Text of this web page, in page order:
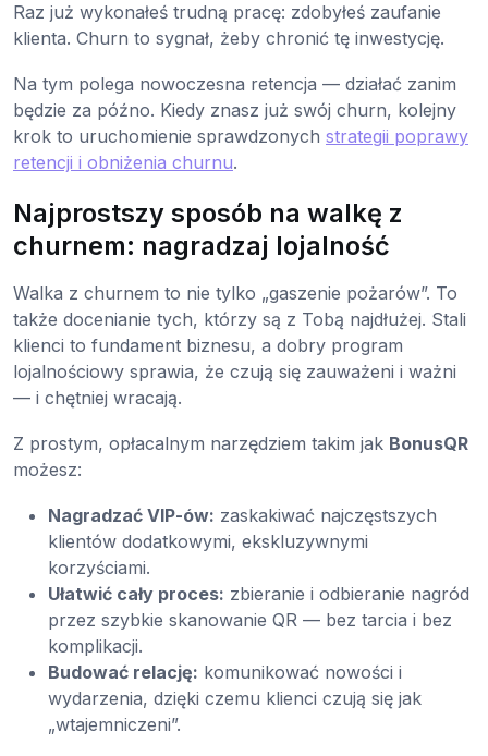
Raz już wykonałeś trudną pracę: zdobyłeś zaufanie
klienta. Churn to sygnał, żeby chronić tę inwestycję.
Na tym polega nowoczesna retencja — działać zanim
będzie za późno. Kiedy znasz już swój churn, kolejny
krok to uruchomienie sprawdzonych strategii poprawy
retencji i obniżenia churnu.
Najprostszy sposób na walkę z
churnem: nagradzaj lojalność
Walka z churnem to nie tylko „gaszenie pożarów”. To
także docenianie tych, którzy są z Tobą najdłużej. Stali
klienci to fundament biznesu, a dobry program
lojalnościowy sprawia, że czują się zauważeni i ważni
— i chętniej wracają.
Z prostym, opłacalnym narzędziem takim jak BonusQR
możesz:
Nagradzać VIP-ów: zaskakiwać najczęstszych
klientów dodatkowymi, ekskluzywnymi
korzyściami.
Ułatwić cały proces: zbieranie i odbieranie nagród
przez szybkie skanowanie QR — bez tarcia i bez
komplikacji.
Budować relację: komunikować nowości i
wydarzenia, dzięki czemu klienci czują się jak
„wtajemniczeni”.